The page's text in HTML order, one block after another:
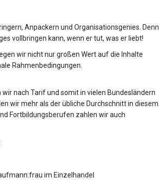
Anpackern und Organisationsgenies. Denn
vollbringen kann, wenn er tut, was er liebt!
wir nicht nur großen Wert auf die Inhalte
Rahmenbedingungen.
nach Tarif und somit in vielen Bundesländern
wir mehr als der übliche Durchschnitt in diesem
Fortbildungsberufen zahlen wir auch
im Einzelhandel